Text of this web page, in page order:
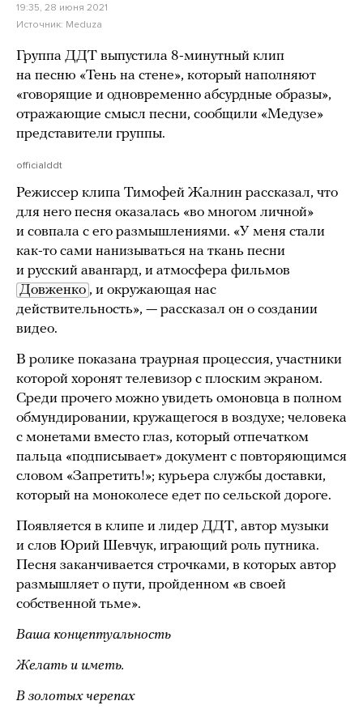
19:35, 28 июня 2021
Источник: Meduza
Группа ДДТ выпустила 8-минутный клип
на песню «Тень на стене», который наполняют
«говорящие и одновременно абсурдные образы»,
отражающие смысл песни, сообщили «Медузе»
представители группы.
officialddt
Режиссер клипа Тимофей Жалнин рассказал, что
для него песня оказалась «во многом личной»
и совпала с его размышлениями. «У меня стали
как-то сами нанизываться на ткань песни
и русский авангард, и атмосфера фильмов
Довженко , и окружающая нас
действительность», — рассказал он о создании
видео.
В ролике показана траурная процессия, участники
которой хоронят телевизор с плоским экраном.
Среди прочего можно увидеть омоновца в полном
обмундировании, кружащегося в воздухе; человека
с монетами вместо глаз, который отпечатком
пальца «подписывает» документ с повторяющимся
словом «Запретить!»; курьера службы доставки,
который на моноколесе едет по сельской дороге.
Появляется в клипе и лидер ДДТ, автор музыки
и слов Юрий Шевчук, играющий роль путника.
Песня заканчивается строчками, в которых автор
размышляет о пути, пройденном «в своей
собственной тьме».
Ваша концептуальность
Желать и иметь.
В золотых черепах